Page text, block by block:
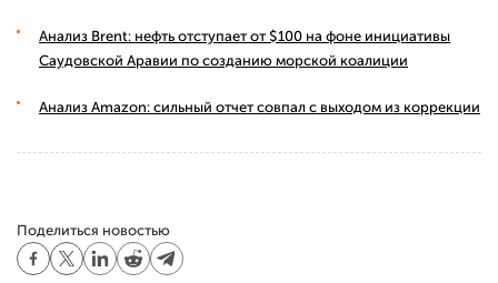
Анализ Brent: нефть отступает от $100 на фоне инициативы
Саудовской Аравии по созданию морской коалиции
Анализ Amazon: сильный отчет совпал с выходом из коррекции
Поделиться новостью